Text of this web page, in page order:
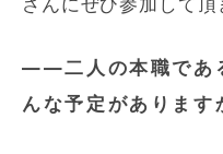
さんにぜひ参加して頂
――二人の本職であ
んな予定があります